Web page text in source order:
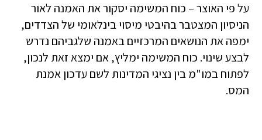
על פי האוצר – כוח המשימה יסקור את האמנה לאור
הניסיון המצטבר בהיבטי מיסוי בינלאומי של הצדדים,
ימפה את הנושאים המרכזיים באמנה שלגביהם נדרש
לבצע שינוי. כוח המשימה ימליץ, אם ימצא זאת לנכון,
לפתוח במו"מ בין נציגי המדינות לשם עדכון אמנת
המס.